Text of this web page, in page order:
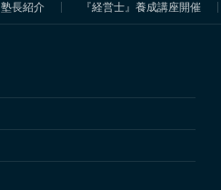
塾長紹介 『経営士』養成講座開催